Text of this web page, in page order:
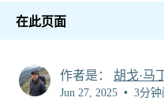
在此页面
作者是： 胡戈·马
Jun 27, 2025 • 3分